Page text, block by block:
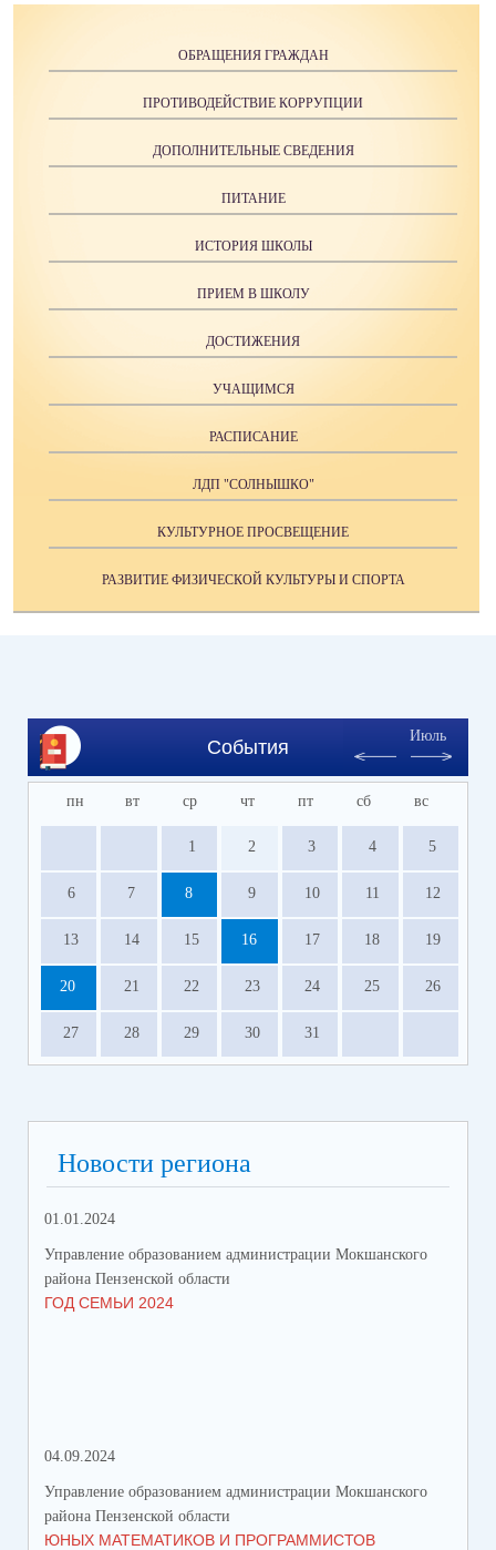
ОБРАЩЕНИЯ ГРАЖДАН
ПРОТИВОДЕЙСТВИЕ КОРРУПЦИИ
ДОПОЛНИТЕЛЬНЫЕ СВЕДЕНИЯ
ПИТАНИЕ
ИСТОРИЯ ШКОЛЫ
ПРИЕМ В ШКОЛУ
ДОСТИЖЕНИЯ
УЧАЩИМСЯ
РАСПИСАНИЕ
ЛДП "СОЛНЫШКО"
КУЛЬТУРНОЕ ПРОСВЕЩЕНИЕ
РАЗВИТИЕ ФИЗИЧЕСКОЙ КУЛЬТУРЫ И СПОРТА
События
Июль
пн вт ср чт пт сб вс
1 2 3 4 5
6 7 8 9 10 11 12
13 14 15 16 17 18 19
20 21 22 23 24 25 26
27 28 29 30 31
Новости региона
01.01.2024
Управление образованием администрации Мокшанского
района Пензенской области
ГОД СЕМЬИ 2024
04.09.2024
Управление образованием администрации Мокшанского
района Пензенской области
ЮНЫХ МАТЕМАТИКОВ И ПРОГРАММИСТОВ